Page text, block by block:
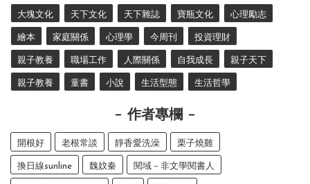
大塊文化 天下文化 天下雜誌 寶瓶文化 心理勵志
繪本 家庭關係 心理學 今周刊 投資理財
親子教養 職場工作 人際關係 自我成長 親子天下
親子教養 童書 小說 生活型態 生活哲學
作者專欄
開根好 老根常談 靜香愛洗澡 栗子燒雞
換日線sunline 魏妏秦 閱域－非文學閱書人